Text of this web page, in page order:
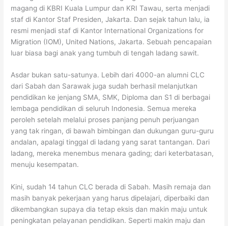
magang di KBRI Kuala Lumpur dan KRI Tawau, serta menjadi
staf di Kantor Staf Presiden, Jakarta. Dan sejak tahun lalu, ia
resmi menjadi staf di Kantor International Organizations for
Migration (IOM), United Nations, Jakarta. Sebuah pencapaian
luar biasa bagi anak yang tumbuh di tengah ladang sawit.
Asdar bukan satu-satunya. Lebih dari 4000-an alumni CLC
dari Sabah dan Sarawak juga sudah berhasil melanjutkan
pendidikan ke jenjang SMA, SMK, Diploma dan S1 di berbagai
lembaga pendidikan di seluruh Indonesia. Semua mereka
peroleh setelah melalui proses panjang penuh perjuangan
yang tak ringan, di bawah bimbingan dan dukungan guru-guru
andalan, apalagi tinggal di ladang yang sarat tantangan. Dari
ladang, mereka menembus menara gading; dari keterbatasan,
menuju kesempatan.
Kini, sudah 14 tahun CLC berada di Sabah. Masih remaja dan
masih banyak pekerjaan yang harus dipelajari, diperbaiki dan
dikembangkan supaya dia tetap eksis dan makin maju untuk
peningkatan pelayanan pendidikan. Seperti makin maju dan